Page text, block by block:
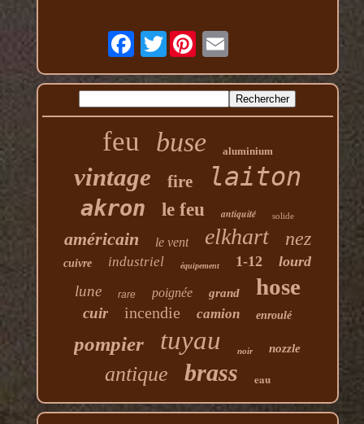
Twitter
feu buse aluminium
vintage fire laiton
akron le feu antiquité solide
américain le vent elkhart nez
cuivre industriel équipement 1-12 lourd
lune rare poignée grand hose
cuir incendie camion enroulé
pompier tuyau noir nozzle
antique brass eau